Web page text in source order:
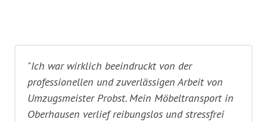
"Ich war wirklich beeindruckt von der
professionellen und zuverlässigen Arbeit von
Umzugsmeister Probst. Mein Möbeltransport in
Oberhausen verlief reibungslos und stressfrei